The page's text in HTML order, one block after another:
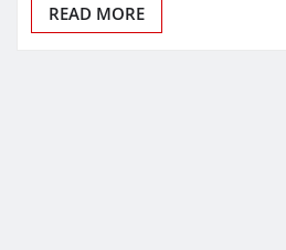
READ MORE